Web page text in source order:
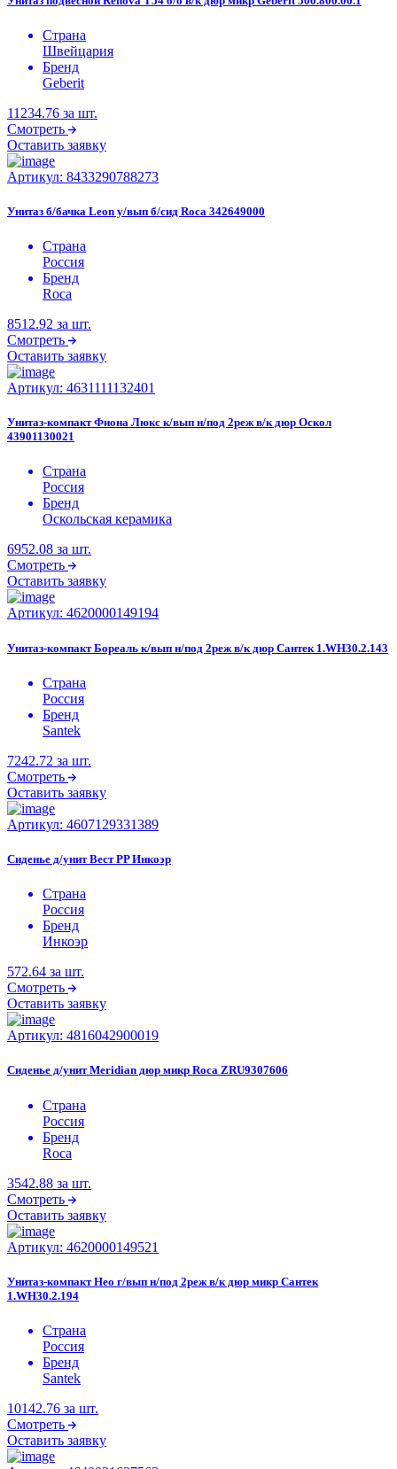
Страна
Швейцария
Бренд
Geberit
11234.76 за шт.
Смотреть
Оставить заявку
Артикул: 8433290788273
Унитаз б/бачка Leon у/вып б/сид Roca 342649000
Страна
Россия
Бренд
Roca
8512.92 за шт.
Смотреть
Оставить заявку
Артикул: 4631111132401
Унитаз-компакт Фиона Люкс к/вып н/под 2реж в/к дюр Оскол
43901130021
Страна
Россия
Бренд
Оскольская керамика
6952.08 за шт.
Смотреть
Оставить заявку
Артикул: 4620000149194
Унитаз-компакт Бореаль к/вып н/под 2реж в/к дюр Сантек 1.WH30.2.143
Страна
Россия
Бренд
Santek
7242.72 за шт.
Смотреть
Оставить заявку
Артикул: 4607129331389
Сиденье д/унит Вест PP Инкоэр
Страна
Россия
Бренд
Инкоэр
572.64 за шт.
Смотреть
Оставить заявку
Артикул: 4816042900019
Сиденье д/унит Meridian дюр микр Roca ZRU9307606
Страна
Россия
Бренд
Roca
3542.88 за шт.
Смотреть
Оставить заявку
Артикул: 4620000149521
Унитаз-компакт Нео г/вып н/под 2реж в/к дюр микр Сантек
1.WH30.2.194
Страна
Россия
Бренд
Santek
10142.76 за шт.
Смотреть
Оставить заявку